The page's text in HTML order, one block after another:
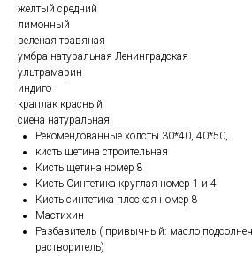
желтый средний
лимонный
зеленая травяная
умбра натуральная Ленинградская
ультрамарин
индиго
краплак красный
сиена натуральная
Рекомендованные холсты 30*40, 40*50,
кисть щетина строительная
Кисть щетина номер 8
Кисть Синтетика круглая номер 1 и 4
Кисть синтетика плоская номер 8
Мастихин
Разбавитель ( привычный: масло
растворитель)